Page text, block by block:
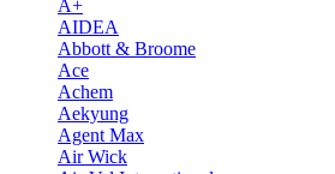
A+
AIDEA
Abbott & Broome
Ace
Achem
Aekyung
Agent Max
Air Wick